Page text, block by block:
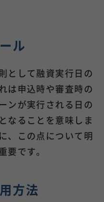
ル
として融資実行日の
は申込時や審査時の
ンが実行される日の
なることを意味しま
、この点について明
要です。
方法